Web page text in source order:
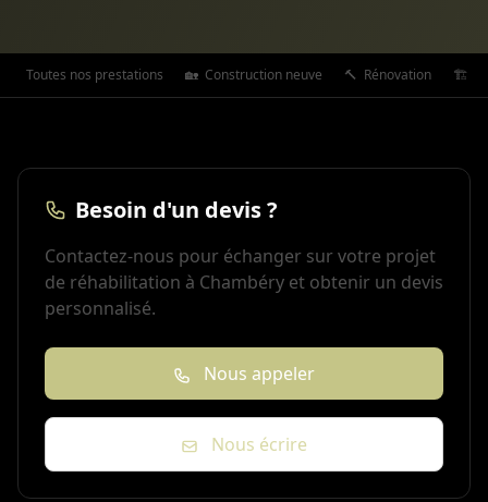
Toutes nos prestations 🏡 Construction neuve 🔨 Rénovation 🏗️
Besoin d'un devis ?
Contactez-nous pour échanger sur votre projet
de réhabilitation à Chambéry et obtenir un devis
personnalisé.
Nous appeler
Nous écrire